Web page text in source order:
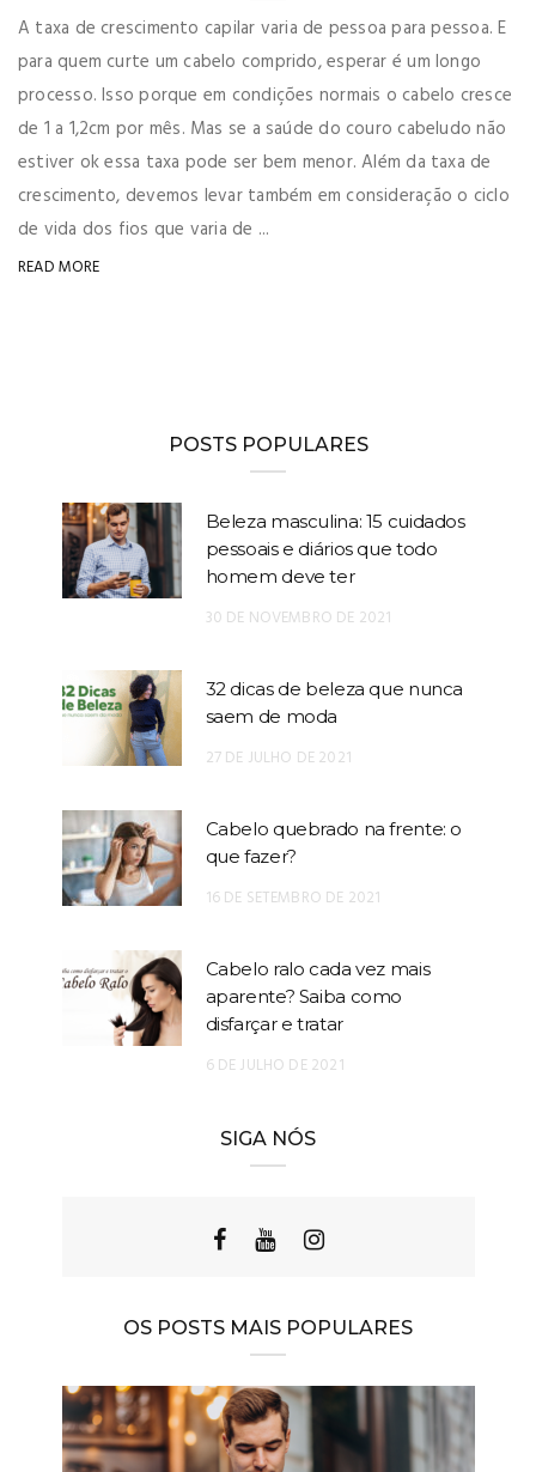
A taxa de crescimento capilar varia de pessoa para pessoa. E
para quem curte um cabelo comprido, esperar é um longo
processo. Isso porque em condições normais o cabelo cresce
de 1 a 1,2cm por mês. Mas se a saúde do couro cabeludo não
estiver ok essa taxa pode ser bem menor. Além da taxa de
crescimento, devemos levar também em consideração o ciclo
de vida dos fios que varia de ...
READ MORE
POSTS POPULARES
Beleza masculina: 15 cuidados
pessoais e diários que todo
homem deve ter
30 DE NOVEMBRO DE 2021
32 dicas de beleza que nunca
saem de moda
27 DE JULHO DE 2021
Cabelo quebrado na frente: o
que fazer?
16 DE SETEMBRO DE 2021
Cabelo ralo cada vez mais
aparente? Saiba como
disfarçar e tratar
6 DE JULHO DE 2021
SIGA NÓS
OS POSTS MAIS POPULARES